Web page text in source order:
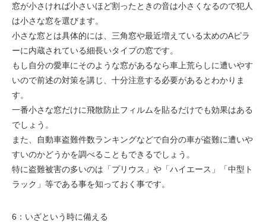
窓が小さければ小さいほど割ったときの音は小さくなるので犯人
は小さな窓を選びます。
小さな窓とは具体的には、三角窓や最近増えている太めのAピラ
ーに内蔵されている細長いタイプの窓です。
もし自分の愛車にそのような窓があるなら車上荒らしに遭いやす
いので前述の対策を講じ、十分注意する必要があるとわかりま
す。
一番小さな窓だけに飛散防止フィルムを貼るだけでも効果はある
でしょう。
また、自動車盗難件数ランキングなどで自分の車が盗難に遭いや
すいのかどうかを調べることもできるでしょう。
特に盗難被害の多いのは「プリウス」や「ハイエース」「中型ト
ラック」等である事を知っておく事です。
6：いざという時に備える